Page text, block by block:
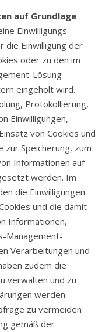
auf Grundlage
Einwilligungs-
die Einwilligung der
oder zu den im
Lösung
eingeholt wird.
Protokollierung,
Einwilligungen,
von Cookies und
zur Speicherung, zum
Informationen auf
werden. Im
die Einwilligungen
und die damit
Informationen,
Management-
Verarbeitungen und
zudem die
verwalten und zu
werden
zu vermeiden
gemäß der